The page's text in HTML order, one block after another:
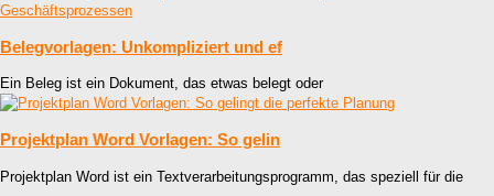
Belegvorlagen: Unkompliziert und ef
Ein Beleg ist ein Dokument, das etwas belegt oder
Projektplan Word Vorlagen: So gelin
Projektplan Word ist ein Textverarbeitungsprogramm, das speziell für die